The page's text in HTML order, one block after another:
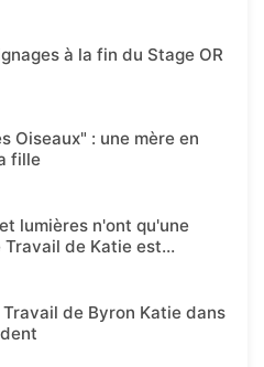
à la fin du Stage OR
Oiseaux" : une mère en
fille
lumières n'ont qu'une
Travail de Katie est
de Byron Katie dans